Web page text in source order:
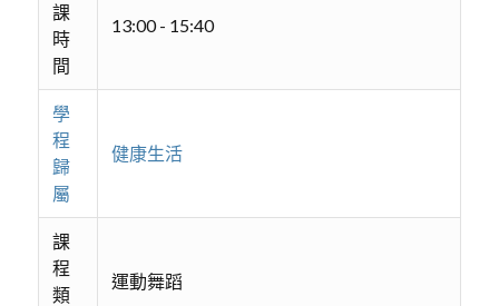
課
時
間
13:00 - 15:40
學
程
歸
屬
健康生活
課
程
類
運動舞蹈